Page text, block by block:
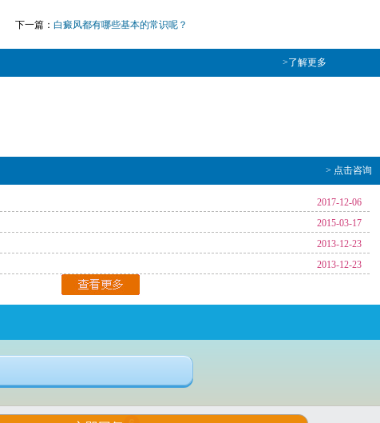
下一篇： 白癜风都有哪些基本的常识呢？
>了解更多
> 点击咨询
2017-12-06
2015-03-17
2013-12-23
2013-12-23